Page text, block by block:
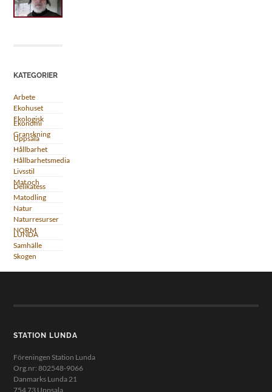
KATEGORIER
Arbete
Ekohuset
Ekologisk
Ekonomi
Granskning
Uppsala
Hållbarhet
Hållbarhetsmedia
Livsstil
Mat och
Delikatess
Matodling
Natur
Naturresurser
NORM
LUNDA
Samhälle
Skogen
STATION LUNDA
Föreningen Station Lunda
Org.nr: 802548-9066
Danmarks Lunda 21
754 73 Uppsala